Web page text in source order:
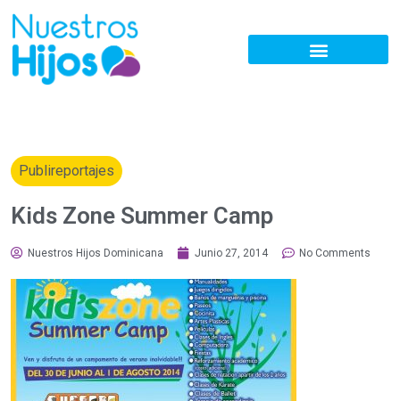
Publireportajes
Kids Zone Summer Camp
Nuestros Hijos Dominicana Junio 27, 2014 No Comments